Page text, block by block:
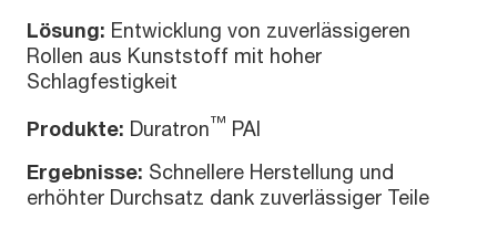
Lösung: Entwicklung von zuverlässigeren
Rollen aus Kunststoff mit hoher
Schlagfestigkeit
Produkte: Duratron™ PAI
Ergebnisse: Schnellere Herstellung und
erhöhter Durchsatz dank zuverlässiger Teile